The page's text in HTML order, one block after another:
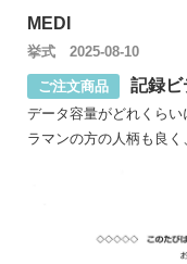
MEDI
挙式 2025-08-10
ご注文商品 記録ビ
データ容量がどれくら
ラマンの方の人柄も良